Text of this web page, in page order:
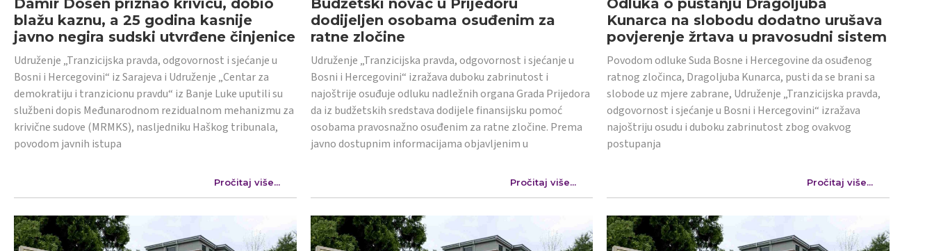
blažu kaznu, a 25 godina kasnije
javno negira sudski utvrđene činjenice
Udruženje „Tranzicijska pravda, odgovornost i sjećanje u
Bosni i Hercegovini“ iz Sarajeva i Udruženje „Centar za
demokratiju i tranzicionu pravdu“ iz Banje Luke uputili su
službeni dopis Međunarodnom rezidualnom mehanizmu za
krivične sudove (MRMKS), nasljedniku Haškog tribunala,
povodom javnih istupa
Pročitaj više...
dodijeljen osobama osuđenim za
ratne zločine
Udruženje „Tranzicijska pravda, odgovornost i sjećanje u
Bosni i Hercegovini“ izražava duboku zabrinutost i
najoštrije osuđuje odluku nadležnih organa Grada Prijedora
da iz budžetskih sredstava dodijele finansijsku pomoć
osobama pravosnažno osuđenim za ratne zločine. Prema
javno dostupnim informacijama objavljenim u
Pročitaj više...
Kunarca na slobodu dodatno urušava
povjerenje žrtava u pravosudni sistem
Povodom odluke Suda Bosne i Hercegovine da osuđenog
ratnog zločinca, Dragoljuba Kunarca, pusti da se brani sa
slobode uz mjere zabrane, Udruženje „Tranzicijska pravda,
odgovornost i sjećanje u Bosni i Hercegovini“ izražava
najoštriju osudu i duboku zabrinutost zbog ovakvog
postupanja
Pročitaj više...